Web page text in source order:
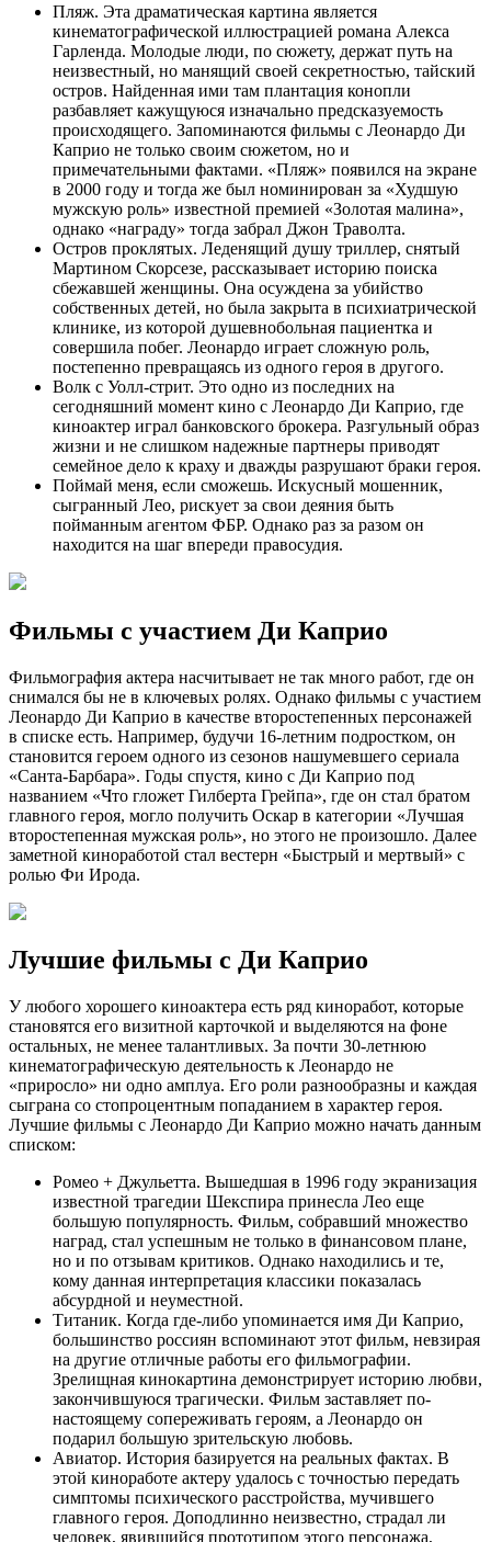
Пляж. Эта драматическая картина является
кинематографической иллюстрацией романа Алекса
Гарленда. Молодые люди, по сюжету, держат путь на
неизвестный, но манящий своей секретностью, тайский
остров. Найденная ими там плантация конопли
разбавляет кажущуюся изначально предсказуемость
происходящего. Запоминаются фильмы с Леонардо Ди
Каприо не только своим сюжетом, но и
примечательными фактами. «Пляж» появился на экране
в 2000 году и тогда же был номинирован за «Худшую
мужскую роль» известной премией «Золотая малина»,
однако «награду» тогда забрал Джон Траволта.
Остров проклятых. Леденящий душу триллер, снятый
Мартином Скорсезе, рассказывает историю поиска
сбежавшей женщины. Она осуждена за убийство
собственных детей, но была закрыта в психиатрической
клинике, из которой душевнобольная пациентка и
совершила побег. Леонардо играет сложную роль,
постепенно превращаясь из одного героя в другого.
Волк с Уолл-стрит. Это одно из последних на
сегодняшний момент кино с Леонардо Ди Каприо, где
киноактер играл банковского брокера. Разгульный образ
жизни и не слишком надежные партнеры приводят
семейное дело к краху и дважды разрушают браки героя.
Поймай меня, если сможешь. Искусный мошенник,
сыгранный Лео, рискует за свои деяния быть
пойманным агентом ФБР. Однако раз за разом он
находится на шаг впереди правосудия.
Фильмы с участием Ди Каприо
Фильмография актера насчитывает не так много работ, где он
снимался бы не в ключевых ролях. Однако фильмы с участием
Леонардо Ди Каприо в качестве второстепенных персонажей
в списке есть. Например, будучи 16-летним подростком, он
становится героем одного из сезонов нашумевшего сериала
«Санта-Барбара». Годы спустя, кино с Ди Каприо под
названием «Что гложет Гилберта Грейпа», где он стал братом
главного героя, могло получить Оскар в категории «Лучшая
второстепенная мужская роль», но этого не произошло. Далее
заметной киноработой стал вестерн «Быстрый и мертвый» с
ролью Фи Ирода.
Лучшие фильмы с Ди Каприо
У любого хорошего киноактера есть ряд киноработ, которые
становятся его визитной карточкой и выделяются на фоне
остальных, не менее талантливых. За почти 30-летнюю
кинематографическую деятельность к Леонардо не
«приросло» ни одно амплуа. Его роли разнообразны и каждая
сыграна со стопроцентным попаданием в характер героя.
Лучшие фильмы с Леонардо Ди Каприо можно начать данным
списком:
Ромео + Джульетта. Вышедшая в 1996 году экранизация
известной трагедии Шекспира принесла Лео еще
большую популярность. Фильм, собравший множество
наград, стал успешным не только в финансовом плане,
но и по отзывам критиков. Однако находились и те,
кому данная интерпретация классики показалась
абсурдной и неуместной.
Титаник. Когда где-либо упоминается имя Ди Каприо,
большинство россиян вспоминают этот фильм, невзирая
на другие отличные работы его фильмографии.
Зрелищная кинокартина демонстрирует историю любви,
закончившуюся трагически. Фильм заставляет по-
настоящему сопереживать героям, а Леонардо он
подарил большую зрительскую любовь.
Авиатор. История базируется на реальных фактах. В
этой киноработе актеру удалось с точностью передать
симптомы психического расстройства, мучившего
главного героя. Доподлинно неизвестно, страдал ли
человек, явившийся прототипом этого персонажа,